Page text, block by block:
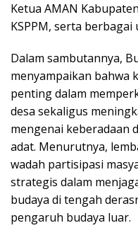
Ketua AMAN
KSPPM, serta
Dalam sambutannya,
menyampaikan bahwa
penting dalam
desa sekaligus
mengenai keberadaan
adat. Menurutnya,
wadah partisipasi
strategis dalam
budaya di tengah
pengaruh budaya luar.